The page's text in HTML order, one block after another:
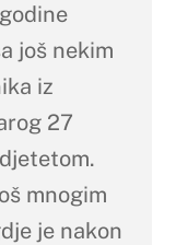
još nekim
iz
27
mnogim
je nakon